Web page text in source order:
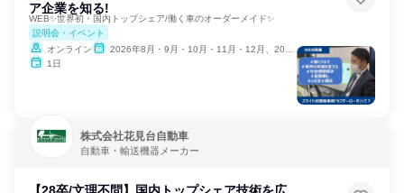
ア企業を知る!
WEB✨世界初・国内トップシェア/働く車のオーダーメイド✨
説明会・イベント
オンライン
2026年8月・9月・10月・11月・12月、2027年1月
1日
株式会社花見台自動車
自動車・輸送機器メーカー